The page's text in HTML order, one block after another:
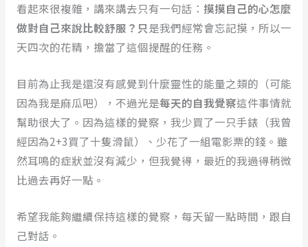
看起來很複雜，講來講去只有一句話： 摸摸自己的心怎麼
做對自己來說比較舒服？只是我們經常會忘記摸，所以一
天四次的花精，擔當了這個提醒的任務。
目前為止我是還沒有感覺到什麼靈性的能量之類的（可能
因為我是麻瓜吧），不過光是每天的自我覺察這件事情就
幫助很大了。因為這樣的覺察，我少買了一只手錶（我曾
經因為2+3買了十隻滑鼠）、少花了一組電影票的錢。雖
然耳鳴的症狀並沒有減少，但我覺得，最近的我過得稍微
比過去再好一點。
希望我能夠繼續保持這樣的覺察，每天留一點時間，跟自
己對話。